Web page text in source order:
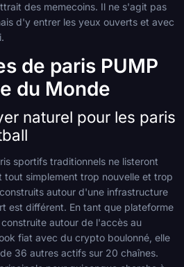
des memecoins. Il ne s'agit pas
d'y entrer les yeux ouverts et avec
de paris PUMP
du Monde
naturel pour les paris
sportifs traditionnels ne listeront
tout simplement trop nouvelle et trop
autour d'une infrastructure
est différent. En tant que plateforme
autour de l'accès au
fiat avec du crypto boulonné, elle
36 autres actifs sur 20 chaînes.